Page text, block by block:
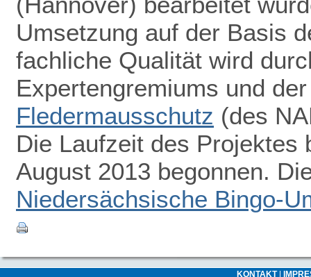
Umsetzung auf der Basis
fachliche Qualität wird
Expertengremiums und
Fledermausschutz (des
Die Laufzeit des Projektes
August 2013 begonnen.
Niedersächsische Bingo-
KONTAKT|